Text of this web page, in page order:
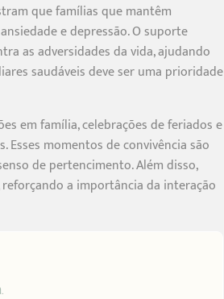
que famílias que mantêm
e depressão. O suporte
as adversidades da vida, ajudando
saudáveis deve ser uma prioridade
em família, celebrações de feriados e
momentos de convivência são
de pertencimento. Além disso,
a importância da interação